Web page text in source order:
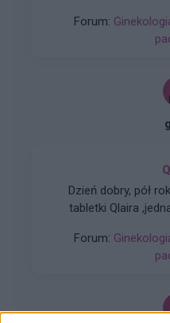
pomoze na
Forum:
Dzień dobry, pół roku temu przyjmowałam
tabletki Qlaira ,jednak przerwałam niestety
Zaczęłam znowu
jestem 2 tygodnie po okresie
Forum: